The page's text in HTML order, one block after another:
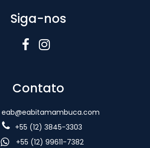
Siga-nos
Contato
eab@eabitamambuca.com
+55 (12) 3845-3303
+55 (12) 99611-7382